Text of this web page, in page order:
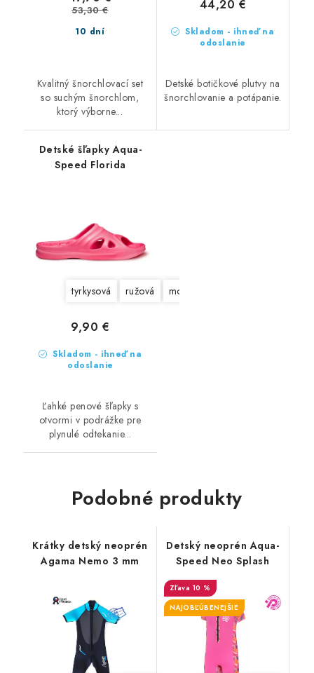
10 dní
53,30 €
Kvalitný šnorchlovací set
so suchým šnorchlom,
ktorý výborne...
Skladom - ihneď na
odoslanie
44,20 €
Detské botičkové plutvy na
šnorchlovanie a potápanie.
Detské šľapky Aqua-
Speed Florida
tyrkysová ružová modrá
Skladom - ihneď na
odoslanie
9,90 €
Ľahké penové šľapky s
otvormi v podrážke pre
plynulé odtekanie...
Podobné produkty
Krátky detský neoprén
Agama Nemo 3 mm
Detský neoprén Aqua-
Speed Neo Splash
10 %
NAJOBĽÚBENEJŠIE